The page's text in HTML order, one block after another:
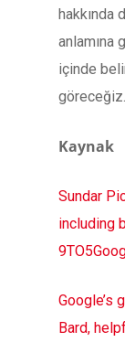
hakkında
anlamına
içinde
göreceğiz.
Kaynak
Sundar
including
Google’s
Bard,